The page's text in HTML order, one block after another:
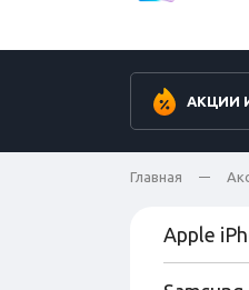
АКЦИИ
Главная
Apple